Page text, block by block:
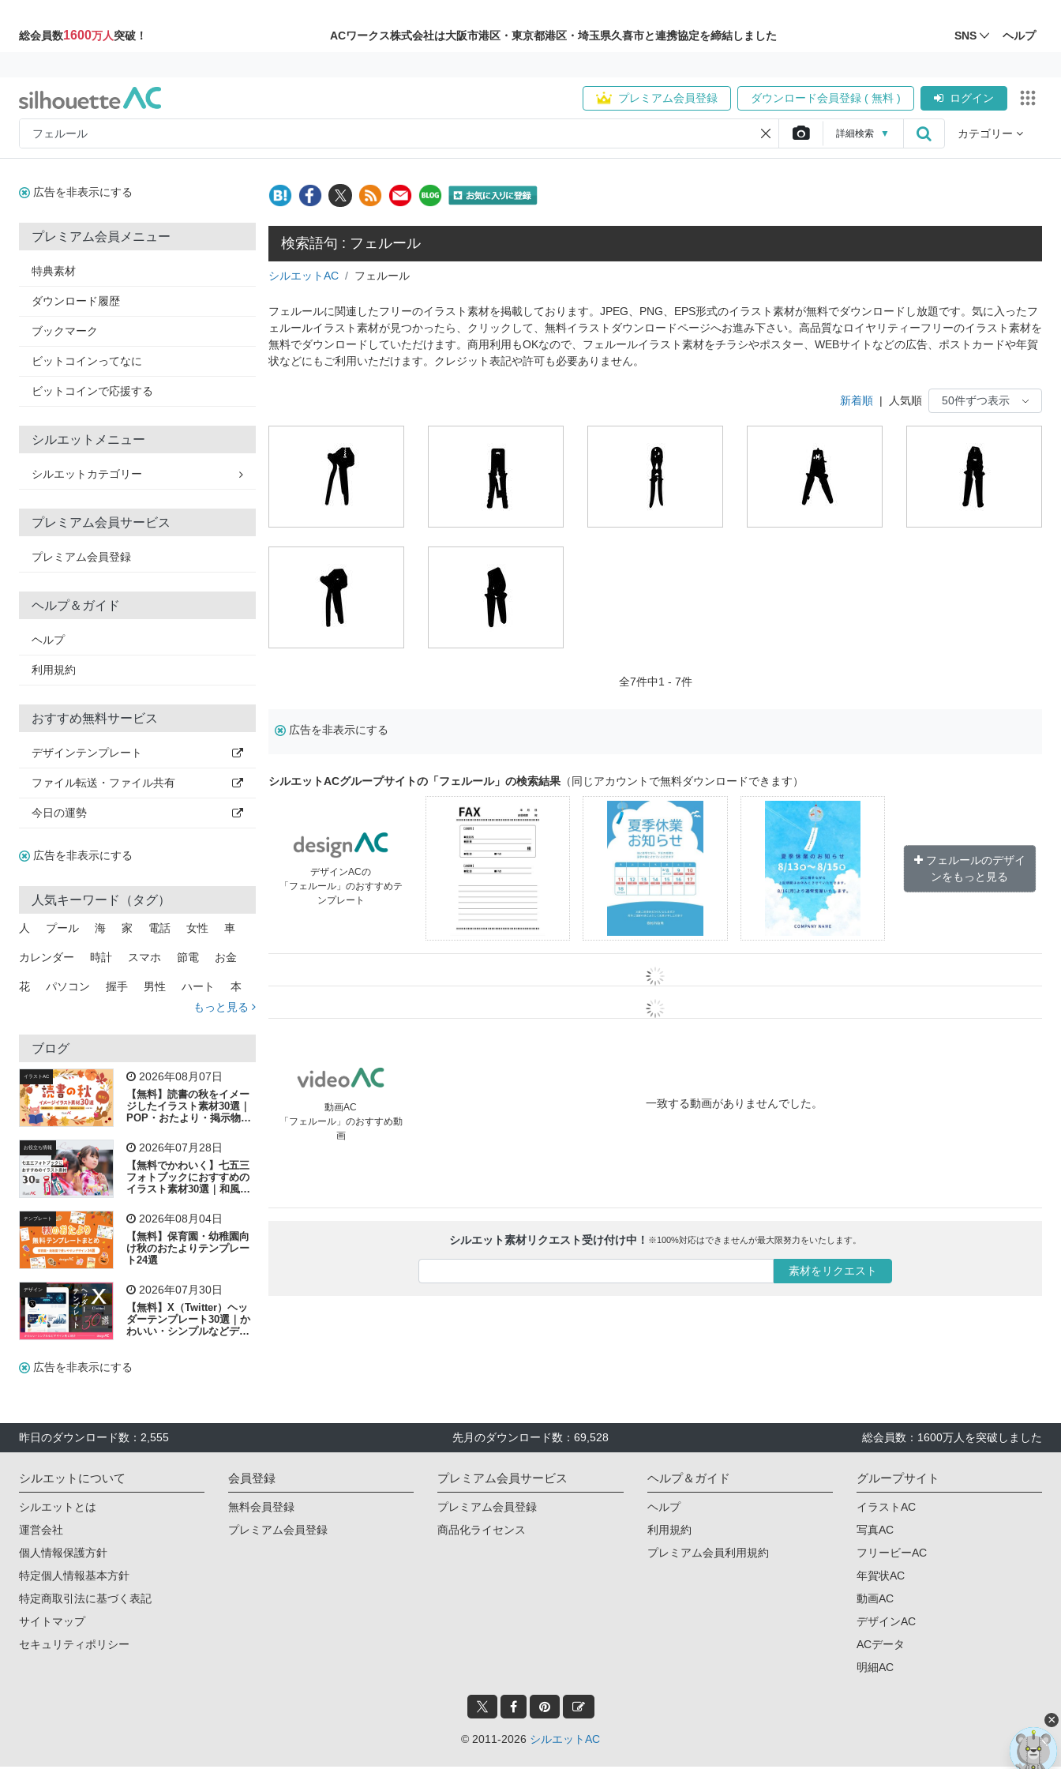
総会員数1600万人突破！ ACワークス株式会社は大阪市港区・東京都港区・埼玉県久喜市と連携協定を締結しました SNS ヘルプ
プレミアム会員登録 ダウンロード会員登録 ( 無料 ) ログイン
詳細検索 ▼ カテゴリー
広告を非表示にする
プレミアム会員メニュー
特典素材
ダウンロード履歴
ブックマーク
ビットコインってなに
ビットコインで応援する
シルエットメニュー
シルエットカテゴリー
プレミアム会員サービス
プレミアム会員登録
ヘルプ＆ガイド
ヘルプ
利用規約
おすすめ無料サービス
デザインテンプレート
ファイル転送・ファイル共有
今日の運勢
広告を非表示にする
人気キーワード（タグ）
人 プール 海 家 電話 女性 車
カレンダー 時計 スマホ 節電 お金
花 パソコン 握手 男性 ハート 本
トラック 木
吹き出し
飛行機 グラフ ビル 魚 家族 書類
歩く 工場 会社 太陽 キラキラ
子供 作業員 葉 相談 ピクトグラム
もっと見る
ブログ
イラストAC 2026年08月07日
【無料】読書の秋をイメー
ジしたイラスト素材30選｜
POP・おたより・掲示物に
お役立ち情報 2026年07月28日
【無料でかわいく】七五三
フォトブックにおすすめの
イラスト素材30選｜和風の
テンプレート 2026年08月04日
【無料】保育園・幼稚園向
け秋のおたよりテンプレー
ト24選
デザイン 2026年07月30日
【無料】X（Twitter）ヘッ
ダーテンプレート30選｜か
わいい・シンプルなどデザ
広告を非表示にする
検索語句 : フェルール
シルエットAC フェルール
フェルールに関連したフリーのイラスト素材を掲載しております。JPEG、PNG、EPS形式のイラスト素材が無料でダウンロードし放題です。気に入ったフ
ェルールイラスト素材が見つかったら、クリックして、無料イラストダウンロードページへお進み下さい。高品質なロイヤリティーフリーのイラスト素材を
無料でダウンロードしていただけます。商用利用もOKなので、フェルールイラスト素材をチラシやポスター、WEBサイトなどの広告、ポストカードや年賀
状などにもご利用いただけます。クレジット表記や許可も必要ありません。
新着順 | 人気順
全7件中1 - 7件
広告を非表示にする
シルエットACグループサイトの「フェルール」の検索結果 （同じアカウントで無料ダウンロードできます）
デザインACの
「フェルール」のおすすめテ
ンプレート
フェルールのデザイ
ンをもっと見る
動画AC
「フェルール」のおすすめ動
画
一致する動画がありませんでした。
シルエット素材リクエスト受け付け中！ ※100%対応はできませんが最大限努力をいたします。
素材をリクエスト
昨日のダウンロード数：2,555 先月のダウンロード数：69,528 総会員数：1600万人を突破しました
シルエットについて
シルエットとは
運営会社
個人情報保護方針
特定個人情報基本方針
特定商取引法に基づく表記
サイトマップ
セキュリティポリシー
会員登録
無料会員登録
プレミアム会員登録
プレミアム会員サービス
プレミアム会員登録
商品化ライセンス
ヘルプ＆ガイド
ヘルプ
利用規約
プレミアム会員利用規約
グループサイト
イラストAC
写真AC
フリービーAC
年賀状AC
動画AC
デザインAC
ACデータ
明細AC
© 2011-2026 シルエットAC
×